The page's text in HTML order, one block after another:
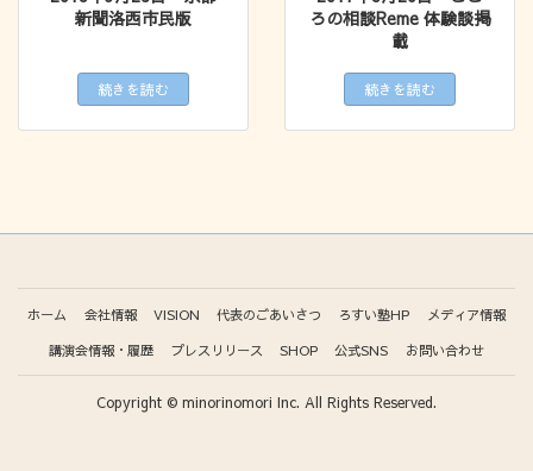
新聞洛西市民版
続きを読む
ろの相談Reme 体験談掲
載
続きを読む
ホーム 会社情報 VISION 代表のごあいさつ ろすい塾HP
メディア情報
講演会情報・履歴
プレスリリース SHOP 公式SNS お問い合わせ
Copyright © minorinomori Inc. All Rights Reserved.